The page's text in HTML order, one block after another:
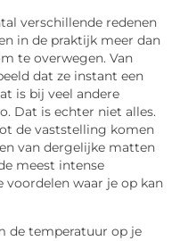
verschillende redenen
in de praktijk meer dan
te overwegen. Van
dat ze instant een
is bij veel andere
Dat is echter niet alles.
de vaststelling komen
van dergelijke matten
meest intense
voordelen waar je op kan
de temperatuur op je